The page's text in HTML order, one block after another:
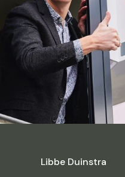
Libbe Duinstra